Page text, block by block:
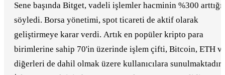
Sene başında Bitget, vadeli işlemler hacminin %300
söyledi. Borsa yönetimi, spot ticareti de aktif olarak
geliştirmeye karar verdi. Artık en popüler kripto para
birimlerine sahip 70'in üzerinde işlem çifti, Bitcoin, ETH
diğerleri de dahil olmak üzere kullanıcılara sunulmaktadır.